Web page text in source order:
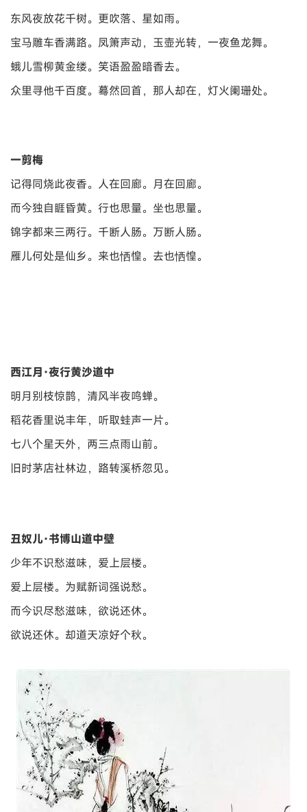
东风夜放花千树。更吹落、星如雨。
宝马雕车香满路。凤箫声动，玉壶光转，一夜鱼龙舞。
蛾儿雪柳黄金缕。笑语盈盈暗香去。
众里寻他千百度。蓦然回首，那人却在，灯火阑珊处。
一剪梅
记得同烧此夜香。人在回廊。月在回廊。
而今独自睚昏黄。行也思量。坐也思量。
锦字都来三两行。千断人肠。万断人肠。
雁儿何处是仙乡。来也恓惶。去也恓惶。
西江月·夜行黄沙道中
明月别枝惊鹊，清风半夜鸣蝉。
稻花香里说丰年，听取蛙声一片。
七八个星天外，两三点雨山前。
旧时茅店社林边，路转溪桥忽见。
丑奴儿·书博山道中壁
少年不识愁滋味，爱上层楼。
爱上层楼。为赋新词强说愁。
而今识尽愁滋味，欲说还休。
欲说还休。却道天凉好个秋。